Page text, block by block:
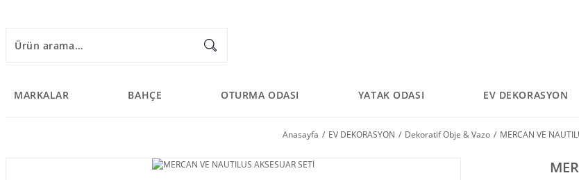
MARKALAR BAHÇE OTURMA ODASI YATAK ODASI EV DEKORASYON
Anasayfa EV DEKORASYON Dekoratif Obje & Vazo MERCAN VE